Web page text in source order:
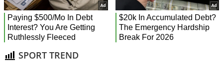
SPORT TREND